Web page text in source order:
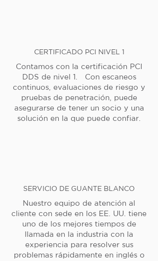
CERTIFICADO PCI NIVEL 1
Contamos con la certificación PCI
DDS de nivel 1. Con escaneos
continuos, evaluaciones de riesgo y
pruebas de penetración, puede
asegurarse de tener un socio y una
solución en la que puede confiar.
SERVICIO DE GUANTE BLANCO
Nuestro equipo de atención al
cliente con sede en los EE. UU. tiene
uno de los mejores tiempos de
llamada en la industria con la
experiencia para resolver sus
problemas rápidamente en inglés o